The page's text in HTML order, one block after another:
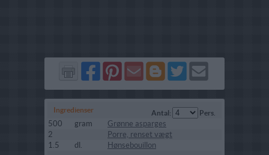
Del
på
Del
på
Send
via
Del
på
Del
på
Send
Ingredienser Antal: Pers.
500 gram
Grønne asparges
2
Porre, renset vægt
1.5
dl. Hønsebouillon